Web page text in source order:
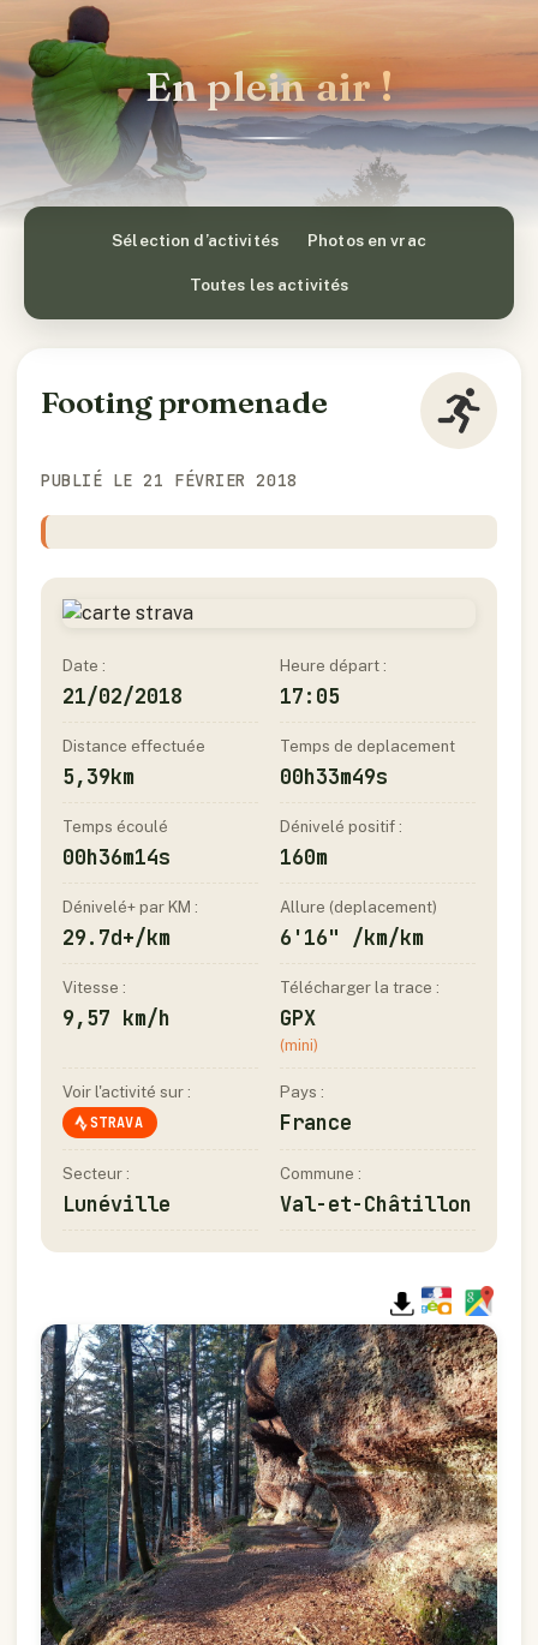
En plein air !
Sélection d’activités Photos en vrac
Toutes les activités
Footing promenade
PUBLIÉ LE 21 FÉVRIER 2018
Date :
21/02/2018
Heure départ :
17:05
Distance effectuée
5,39km
Temps de deplacement
00h33m49s
Temps écoulé
00h36m14s
Dénivelé positif :
160m
Dénivelé+ par KM :
29.7d+/km
Allure (deplacement)
6'16" /km/km
Vitesse :
9,57 km/h
Télécharger la trace :
GPX
(mini)
Voir l'activité sur :
STRAVA
Pays :
France
Secteur :
Lunéville
Commune :
Val-et-Châtillon